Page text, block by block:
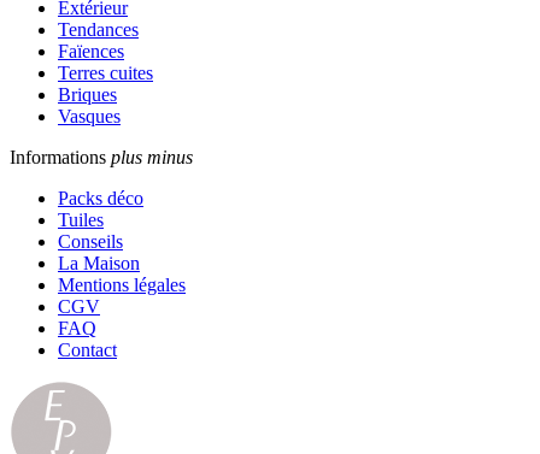
Extérieur
Tendances
Faïences
Terres cuites
Briques
Vasques
Informations plus minus
Packs déco
Tuiles
Conseils
La Maison
Mentions légales
CGV
FAQ
Contact